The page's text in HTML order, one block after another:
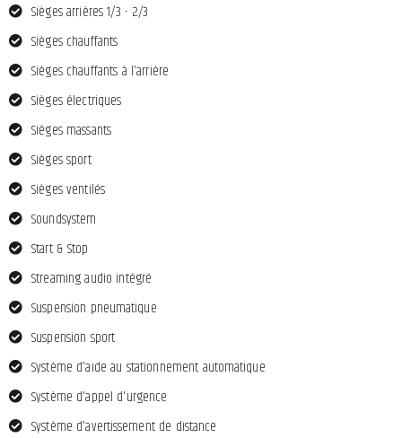
Sièges arrières 1/3 - 2/3
Sièges chauffants
Sièges chauffants à l'arrière
Sièges électriques
Sièges massants
Sièges sport
Sièges ventilés
Soundsystem
Start & Stop
Streaming audio intégré
Suspension pneumatique
Suspension sport
Système d'aide au stationnement automatique
Système d'appel d'urgence
Système d'avertissement de distance